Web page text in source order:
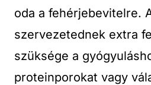
oda a fehérjebevitelre.
szervezetednek extra
szüksége a
proteinporokat vagy